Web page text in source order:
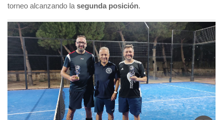
torneo alcanzando la segunda posición.